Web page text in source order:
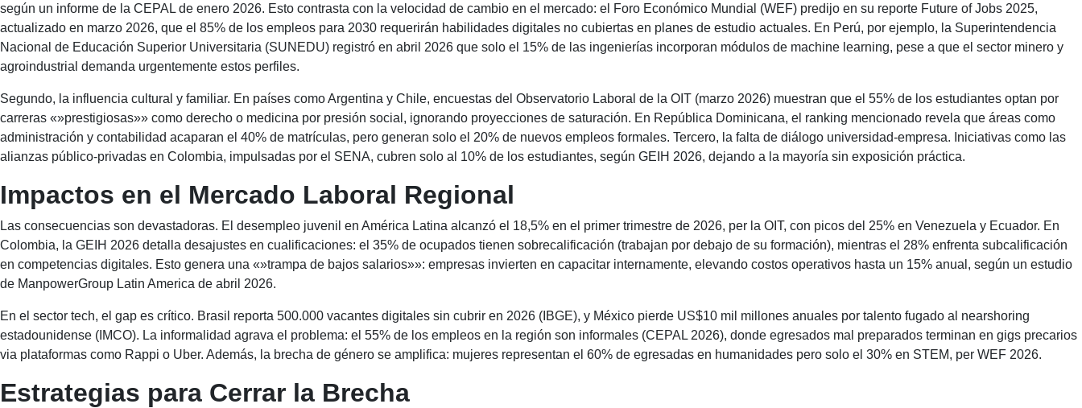
según un informe de la CEPAL de enero 2026. Esto contrasta con la velocidad de cambio en el mercado: el Foro Económico Mundial (WEF) predijo en su reporte Future of Jobs 2025,
actualizado en marzo 2026, que el 85% de los empleos para 2030 requerirán habilidades digitales no cubiertas en planes de estudio actuales. En Perú, por ejemplo, la Superintendencia
Nacional de Educación Superior Universitaria (SUNEDU) registró en abril 2026 que solo el 15% de las ingenierías incorporan módulos de machine learning, pese a que el sector minero y
agroindustrial demanda urgentemente estos perfiles.
Segundo, la influencia cultural y familiar. En países como Argentina y Chile, encuestas del Observatorio Laboral de la OIT (marzo 2026) muestran que el 55% de los estudiantes optan por
carreras «»prestigiosas»» como derecho o medicina por presión social, ignorando proyecciones de saturación. En República Dominicana, el ranking mencionado revela que áreas como
administración y contabilidad acaparan el 40% de matrículas, pero generan solo el 20% de nuevos empleos formales. Tercero, la falta de diálogo universidad-empresa. Iniciativas como las
alianzas público-privadas en Colombia, impulsadas por el SENA, cubren solo al 10% de los estudiantes, según GEIH 2026, dejando a la mayoría sin exposición práctica.
Impactos en el Mercado Laboral Regional
Las consecuencias son devastadoras. El desempleo juvenil en América Latina alcanzó el 18,5% en el primer trimestre de 2026, per la OIT, con picos del 25% en Venezuela y Ecuador. En
Colombia, la GEIH 2026 detalla desajustes en cualificaciones: el 35% de ocupados tienen sobrecalificación (trabajan por debajo de su formación), mientras el 28% enfrenta subcalificación
en competencias digitales. Esto genera una «»trampa de bajos salarios»»: empresas invierten en capacitar internamente, elevando costos operativos hasta un 15% anual, según un estudio
de ManpowerGroup Latin America de abril 2026.
En el sector tech, el gap es crítico. Brasil reporta 500.000 vacantes digitales sin cubrir en 2026 (IBGE), y México pierde US$10 mil millones anuales por talento fugado al nearshoring
estadounidense (IMCO). La informalidad agrava el problema: el 55% de los empleos en la región son informales (CEPAL 2026), donde egresados mal preparados terminan en gigs precarios
via plataformas como Rappi o Uber. Además, la brecha de género se amplifica: mujeres representan el 60% de egresadas en humanidades pero solo el 30% en STEM, per WEF 2026.
Estrategias para Cerrar la Brecha